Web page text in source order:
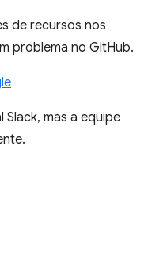
de recursos nos
problema no GitHub.
Slack, mas a equipe